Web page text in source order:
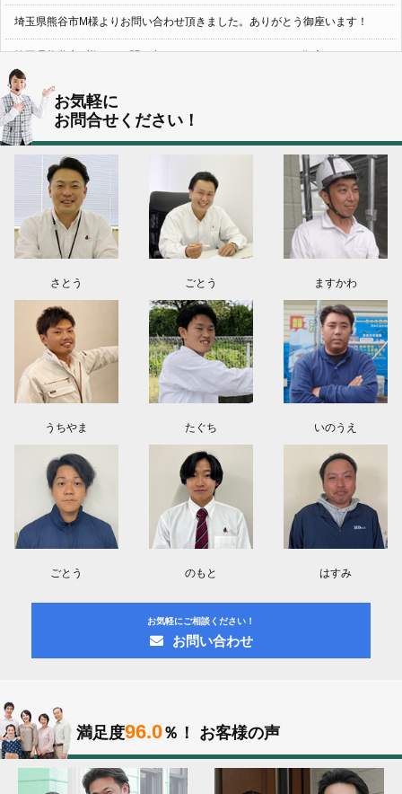
埼玉県熊谷市M様よりお問い合わせ頂きました。ありがとう御座います！
埼玉県熊谷市S様よりお問い合わせ頂きました。ありがとう御座います！
群馬県伊勢崎市K様よりお問い合わせ頂きました。ありがとう御座います！
東京都葛飾区N様よりお問い合わせ頂きました。ありがとう御座います！
2026.08.03
神奈川県川崎市A様よりお問い合わせ頂きました。ありがとう御座います！
群馬県高崎市E様よりお問い合わせ頂きました。ありがとう御座います！
2026.08.02
東京都練馬区K様よりお問い合わせ頂きました。ありがとう御座います！
お気軽に
お問合せください！
さとう ごとう ますかわ
うちやま たぐち いのうえ
ごとう のもと はすみ
お気軽にご相談ください！
お問い合わせ
満足度96.0％！ お客様の声